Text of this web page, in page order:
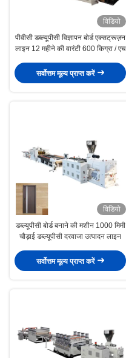
विडियो
पीवीसी डब्ल्यूपीसी विज्ञापन बोर्ड एक्सट्रूज़न
लाइन 12 महीने की वारंटी 600 किग्रा / एच
सर्वोत्तम मूल्य प्राप्त करें
विडियो
डब्ल्यूपीसी बोर्ड बनाने की मशीन 1000 मिमी
चौड़ाई डब्ल्यूपीसी दरवाजा उत्पादन लाइन
सर्वोत्तम मूल्य प्राप्त करें